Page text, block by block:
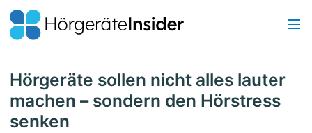
Hörgeräte sollen nicht alles lauter
machen – sondern den Hörstress
senken